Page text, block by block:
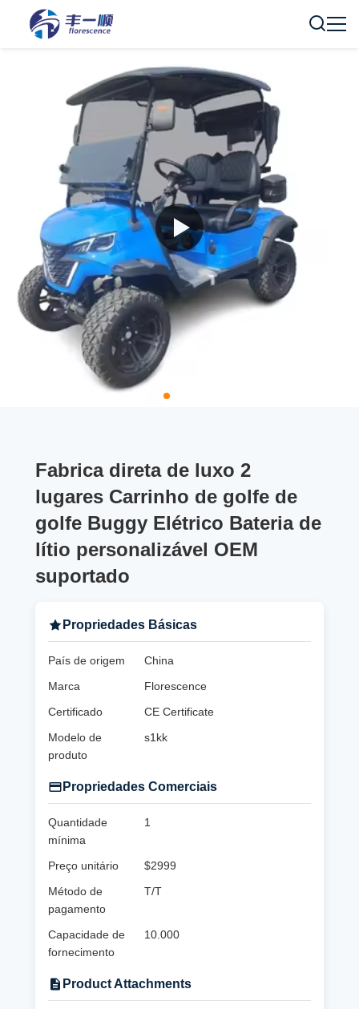
Fabrica direta de luxo 2
lugares Carrinho de golfe de
golfe Buggy Elétrico Bateria de
lítio personalizável OEM
suportado
Propriedades Básicas
País de origem
China
Marca
Florescence
Certificado
CE Certificate
Modelo de
produto
s1kk
Propriedades Comerciais
Quantidade
mínima
1
Preço unitário
$2999
Método de
pagamento
T/T
Capacidade de
fornecimento
10.000
Product Attachments